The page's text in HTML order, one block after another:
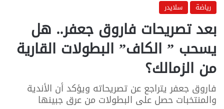
رياضة
سلايدر
بعد تصريحات فاروق جعفر.. هل
يسحب ” الكاف” البطولات القارية
من الزمالك؟
فاروق جعفر يتراجع عن تصريحاته ويؤكد أن الأندية
والمنتخبات حصل على البطولات من عرق جبينها